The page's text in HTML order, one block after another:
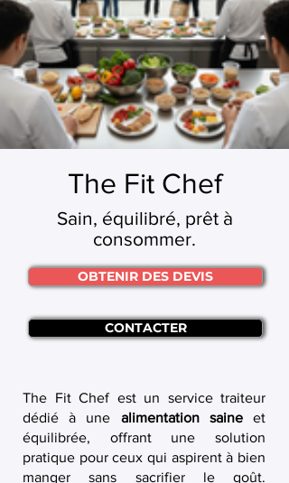
The Fit Chef
Sain, équilibré, prêt à
consommer.
OBTENIR DES DEVIS
CONTACTER
The Fit Chef est un service traiteur
dédié à une alimentation saineet
équilibrée, offrant une solution
pratique pour ceux qui aspirent à bien
manger sans sacrifier le goût.